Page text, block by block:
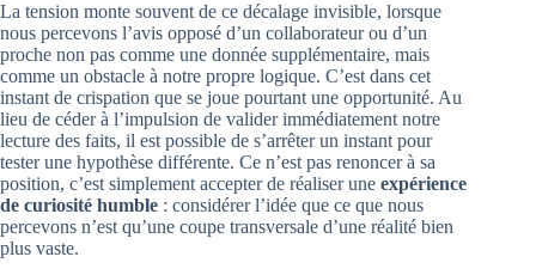
La tension monte souvent de ce décalage invisible, lorsque
nous percevons l’avis opposé d’un collaborateur ou d’un
proche non pas comme une donnée supplémentaire, mais
comme un obstacle à notre propre logique. C’est dans cet
instant de crispation que se joue pourtant une opportunité. Au
lieu de céder à l’impulsion de valider immédiatement notre
lecture des faits, il est possible de s’arrêter un instant pour
tester une hypothèse différente. Ce n’est pas renoncer à sa
position, c’est simplement accepter de réaliser une expérience
de curiosité humble : considérer l’idée que ce que nous
percevons n’est qu’une coupe transversale d’une réalité bien
plus vaste.